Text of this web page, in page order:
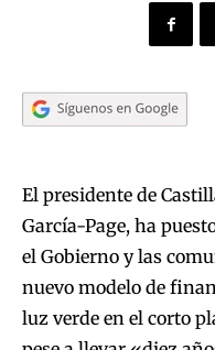
El presidente de
García-Page, ha
el Gobierno y las
nuevo modelo de
luz verde en el corto